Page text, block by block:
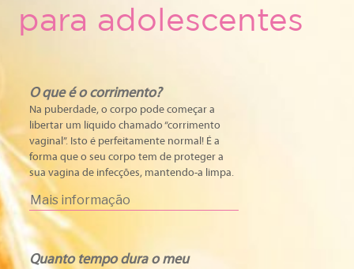
para adolescentes
O que é o corrimento?
Na puberdade, o corpo pode começar a
libertar um líquido chamado “corrimento
vaginal”. Isto é perfeitamente normal! É a
forma que o seu corpo tem de proteger a
sua vagina de infecções, mantendo-a limpa.
Mais informação
Quanto tempo dura o meu